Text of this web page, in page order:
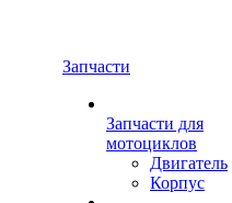
Запчасти
Запчасти для
мотоциклов
Двигатель
Корпус